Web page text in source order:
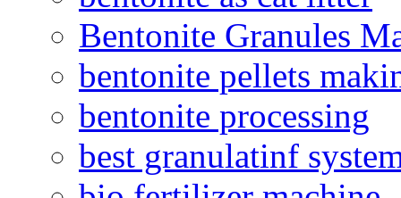
Bentonite Granules
bentonite pellets
bentonite processing
best granulatinf